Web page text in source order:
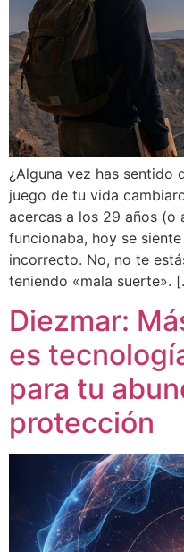
¿Alguna vez has sentido
juego de tu vida
acercas a los 29 años (o
funcionaba, hoy se
incorrecto. No, no te
teniendo «mala suerte».
Diezmar:
es
para tu
protección